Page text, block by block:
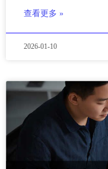
查看更多 »
2026-01-10